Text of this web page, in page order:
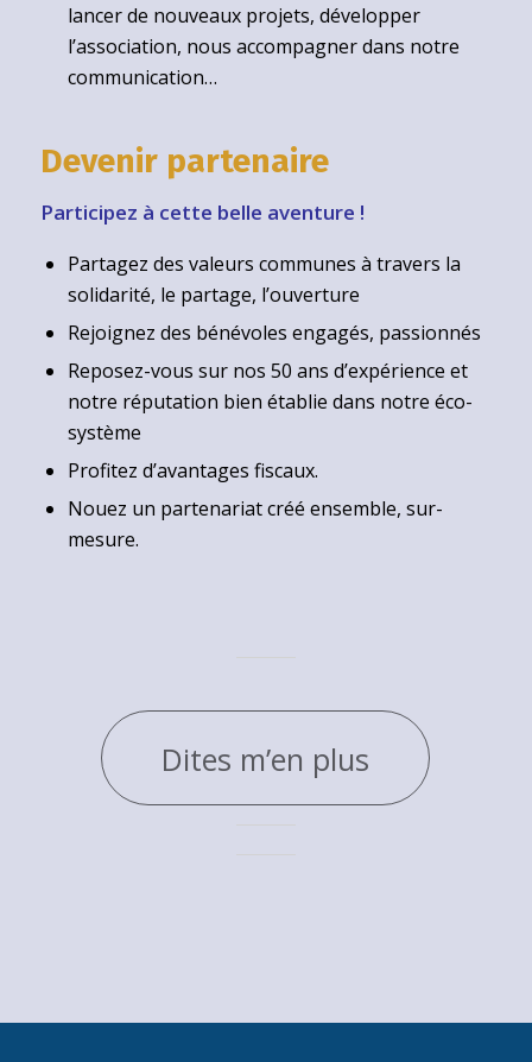
lancer de nouveaux projets, développer
l’association, nous accompagner dans notre
communication…
Devenir partenaire
Participez à cette belle aventure !
Partagez des valeurs communes à travers la
solidarité, le partage, l’ouverture
Rejoignez des bénévoles engagés, passionnés
Reposez-vous sur nos 50 ans d’expérience et
notre réputation bien établie dans notre éco-
système
Profitez d’avantages fiscaux.
Nouez un partenariat créé ensemble, sur-
mesure.
Dites m’en plus